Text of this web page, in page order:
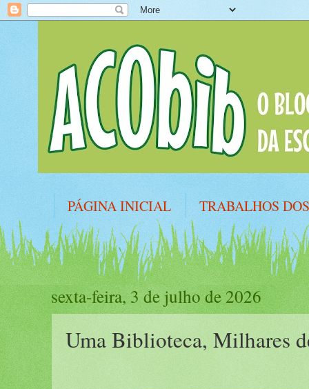
PÁGINA INICIAL
TRABALHOS
PLANO NACIONAL DE LEITURA
sexta-feira, 3 de julho de 2026
Uma Biblioteca, Milhares